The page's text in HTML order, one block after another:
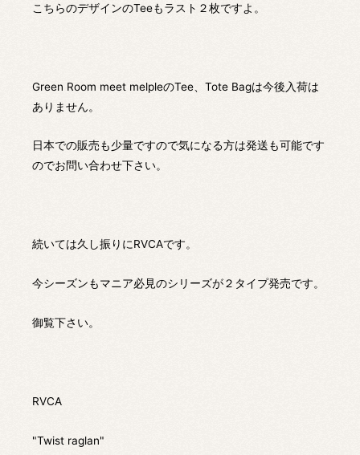
こちらのデザインのTeeもラスト２枚ですよ。
Green Room meet melpleのTee、Tote Bagは今後入荷は
ありません。
日本での販売も少量ですので気になる方は発送も可能です
のでお問い合わせ下さい。
続いては久し振りにRVCAです。
今シーズンもマニア必見のシリーズが２タイプ発売です。
御覧下さい。
RVCA
"Twist raglan"